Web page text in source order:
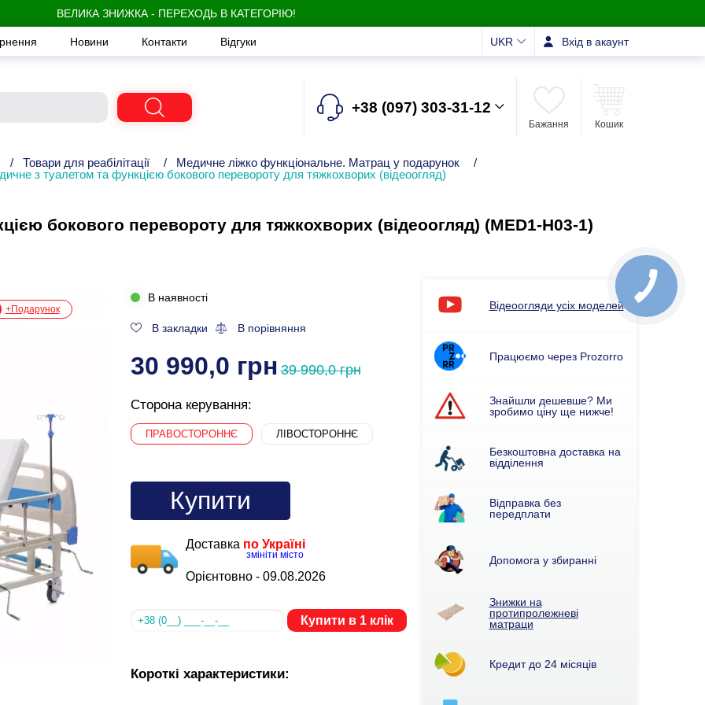
ВЕЛИКА ЗНИЖКА - ПЕРЕХОДЬ В КАТЕГОРІЮ!
Новини Контакти Відгуки UKR Вхід в акаунт
+38 (097) 303-31-12
Бажання Кошик
/ Товари для реабілітації / Медичне ліжко функціональне. Матрац у подарунок
/
з туалетом та функцією бокового перевороту для тяжкохворих (відеоогляд)
бокового перевороту для тяжкохворих (відеоогляд) (MED1-H03-1)
+Подарунок
В наявності
В закладки В порівняння
30 990,0 грн 39 990,0 грн
Сторона керування:
ПРАВОСТОРОННЄ ЛІВОСТОРОННЄ
Купити
Доставка по Україні
змініти місто
Орієнтовно - 09.08.2026
Купити в 1 клік
Короткі характеристики:
Відеоогляди усіх моделей
Працюємо через Prozorro
Знайшли дешевше? Ми
зробимо ціну ще нижче!
Безкоштовна доставка на
відділення
Відправка без
передплати
Допомога у збиранні
Знижки на
протипролежневі
матраци
Кредит до 24 місяців